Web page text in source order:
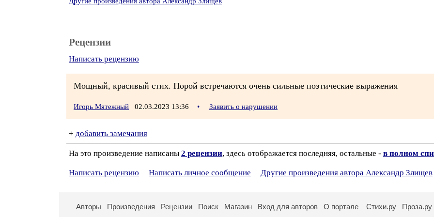
Рецензии
Написать рецензию
Мощный, красивый стих. Порой встречаются очень сильные поэтические выражения
Игорь Мятежный 02.03.2023 13:36 • Заявить о нарушении
+ добавить замечания
На это произведение написаны 2 рецензии, здесь отображается последняя, остальные - в полном
Написать рецензию Написать личное сообщение Другие произведения автора Александр Злищев
Авторы Произведения Рецензии Поиск Магазин Вход для авторов О портале Стихи.ру Проза.ру